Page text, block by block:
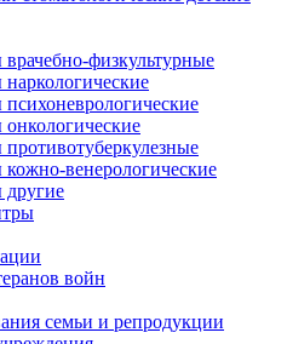
физкультурные
венерологические
другие
войн
семьи и репродукции